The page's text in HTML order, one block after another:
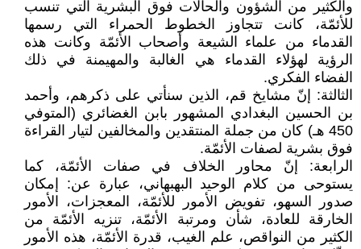
والكثير من الشؤون والحالات فوق البشرية التي تنسب
للأئمّة، كانت تتجاوز الخطوط الحمراء التي رسمها
القدماء من علماء الشيعة وأصحاب الأئمّة وكانت هذه
الرؤية لهؤلاء القدماء هي الغالبة والمهيمنة في ذلك
الفضاء الفكري.
الثالثة: إنّ مشايخ قم، الذين سنأتي على ذكرهم، وأحمد
بن الحسين البغدادي المشهور بابن الغضائري (المتوفي
450 هـ) كان من جملة المنتقدين والمخالفين لتيار القراءة
فوق بشرية لصفات الأئمّة.
الرابعة: إنّ محاور الخلاف في صفات الأئمّة، كما
يستوحى من كلام الوحيد البهبهاني، عبارة عن: إمكان
صدور السهو، تفويض الأمور للأئمّة، المعجزات، الأمور
الخارقة للعادة، شأن ومرتبة الأئمّة، تنزيه الأئمّة من
الكثير من النواقص، علم الغيب، قدرة الأئمّة، هذه الأمور